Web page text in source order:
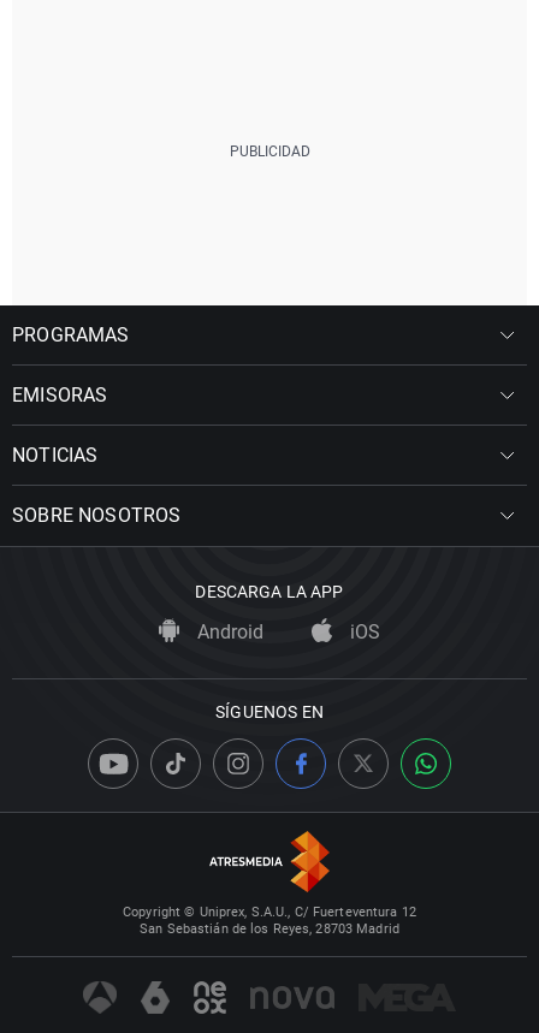
PROGRAMAS
EMISORAS
NOTICIAS
SOBRE NOSOTROS
DESCARGA LA APP
Android iOS
SÍGUENOS EN
Copyright © Uniprex, S.A.U., C/ Fuerteventura 12
San Sebastián de los Reyes, 28703 Madrid